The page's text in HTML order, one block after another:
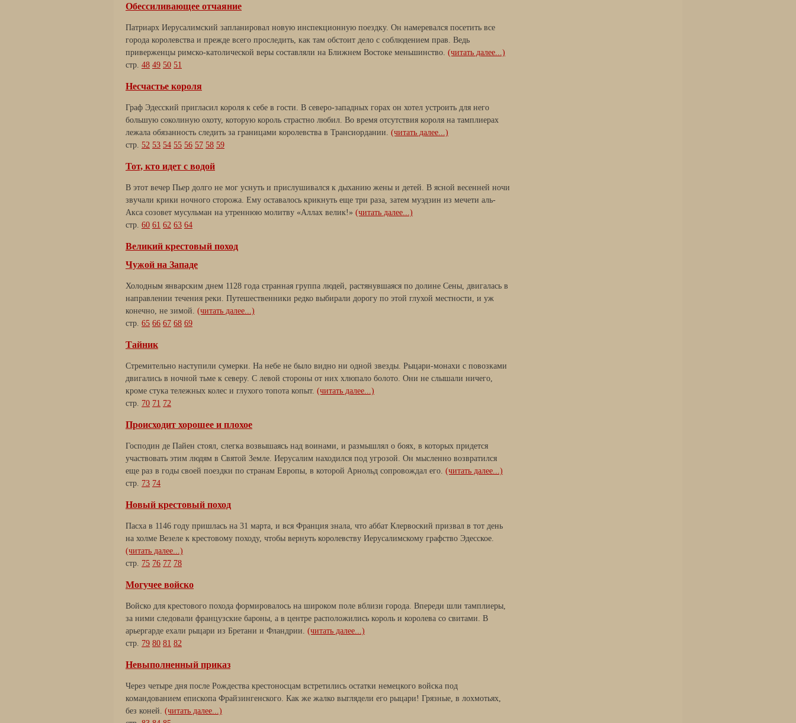
Обессиливающее отчаяние
Патриарх Иерусалимский запланировал новую инспекционную поездку. Он намеревался посетить все
города королевства и прежде всего проследить, как там обстоит дело с соблюдением прав. Ведь
приверженцы римско-католической веры составляли на Ближнем Востоке меньшинство. (читать далее...)
стр. 48 49 50 51
Несчастье короля
Граф Эдесский пригласил короля к себе в гости. В северо-западных горах он хотел устроить для него
большую соколиную охоту, которую король страстно любил. Во время отсутствия короля на тамплиерах
лежала обязанность следить за границами королевства в Трансиордании. (читать далее...)
стр. 52 53 54 55 56 57 58 59
Тот, кто идет с водой
В этот вечер Пьер долго не мог уснуть и прислушивался к дыханию жены и детей. В ясной весенней ночи
звучали крики ночного сторожа. Ему оставалось крикнуть еще три раза, затем муэдзин из мечети аль-
Акса созовет мусульман на утреннюю молитву «Аллах велик!» (читать далее...)
стр. 60 61 62 63 64
Великий крестовый поход
Чужой на Западе
Холодным январским днем 1128 года странная группа людей, растянувшаяся по долине Сены, двигалась в
направлении течения реки. Путешественники редко выбирали дорогу по этой глухой местности, и уж
конечно, не зимой. (читать далее...)
стр. 65 66 67 68 69
Тайник
Стремительно наступили сумерки. На небе не было видно ни одной звезды. Рыцари-монахи с повозками
двигались в ночной тьме к северу. С левой стороны от них хлюпало болото. Они не слышали ничего,
кроме стука тележных колес и глухого топота копыт. (читать далее...)
стр. 70 71 72
Происходит хорошее и плохое
Господин де Пайен стоял, слегка возвышаясь над воинами, и размышлял о боях, в которых придется
участвовать этим людям в Святой Земле. Иерусалим находился под угрозой. Он мысленно возвратился
еще раз в годы своей поездки по странам Европы, в которой Арнольд сопровождал его. (читать далее...)
стр. 73 74
Новый крестовый поход
Пасха в 1146 году пришлась на 31 марта, и вся Франция знала, что аббат Клервоский призвал в тот день
на холме Везеле к крестовому походу, чтобы вернуть королевству Иерусалимскому графство Эдесское.
(читать далее...)
стр. 75 76 77 78
Могучее войско
Войско для крестового похода формировалось на широком поле вблизи города. Впереди шли тамплиеры,
за ними следовали французские бароны, а в центре расположились король и королева со свитами. В
арьергарде ехали рыцари из Бретани и Фландрии. (читать далее...)
стр. 79 80 81 82
Невыполненный приказ
Через четыре дня после Рождества крестоносцам встретились остатки немецкого войска под
командованием епископа Фрайзингенского. Как же жалко выглядели его рыцари! Грязные, в лохмотьях,
без коней. (читать далее...)